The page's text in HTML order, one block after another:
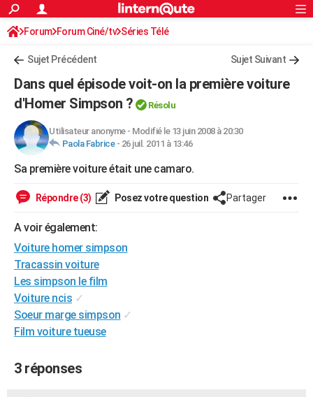
ACTUALITÉS
Politique
Société
Faits Divers
Education
Monde
Villes
+
Programme TV
TNTStreaming
Cinéma
Sorties cinéma
Musique
FINANCE
Retraite
Impôts
Epargne
Immobilier
Risques naturels par ville
Banque
Assurance
Crédit
AUTO
Essais
Réserver un essai
Citadines
Berlines
SUV
Forum auto
HIGH-TECH
Guides de France
Escapades
Patrimoine
Expositions
Musées
Week-end nature
+LIFESTYLE
Art de vivre
Bien-être
Loisirs
Mode
Modes de vie
SANTE
Alimentation
Guide de la santé
Maladies
Médicaments
Sommeil
VOYAGE
Destinations
City break
Voyage nature
Voyage de noces
Forum
Climat
+PHOTO
S'inscrire
Connexion
Forum Forum Ciné/tv Séries Télé
Sujet Précédent Sujet Suivant
Dans quel épisode voit-on la première voiture
d'Homer Simpson ?
Résolu
Utilisateur anonyme- Modifié le 13 juin 2008 à 20:30
Paola Fabrice- 26 juil. 2011 à 13:46
Sa première voiture était une camaro.
Répondre (3) Posez votre question Partager
A voir également:
Voiture homer simpson
Tracassin voiture
Les simpson le film
Voiture ncis ✓
Soeur marge simpson ✓
Film voiture tueuse
3 réponses